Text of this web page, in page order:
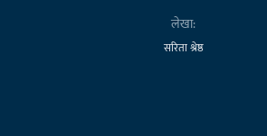
लेखा:
सरिता श्रेष्ठ